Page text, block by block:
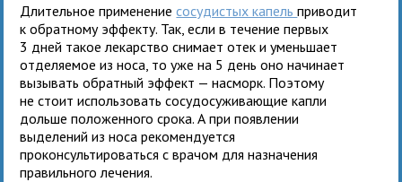
Длительное применениесосудистых капельприводит
к обратному эффекту. Так, если в течение первых
3 дней такое лекарство снимает отек и уменьшает
отделяемое из носа, то уже на 5 день оно начинает
вызывать обратный эффект — насморк. Поэтому
не стоит использовать сосудосуживающие капли
дольше положенного срока. А при появлении
выделений из носа рекомендуется
проконсультироваться с врачом для назначения
правильного лечения.